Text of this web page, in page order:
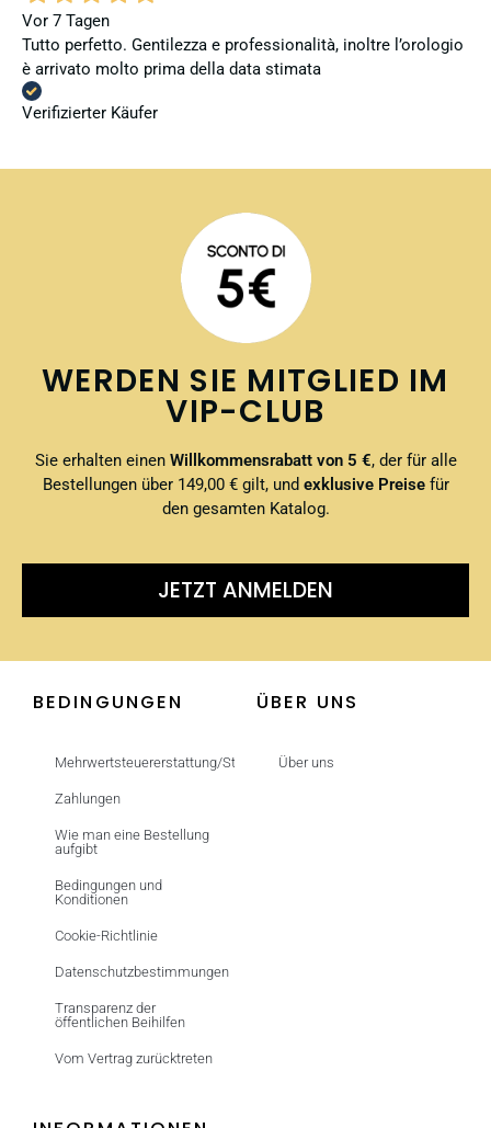
Vor 7 Tagen
Tutto perfetto. Gentilezza e professionalità, inoltre l’orologio
è arrivato molto prima della data stimata
Verifizierter Käufer
WERDEN SIE MITGLIED IM
VIP-CLUB
Sie erhalten einenWillkommensrabatt von 5 €, der für alle
Bestellungen über 149,00 € gilt, und exklusive Preisefür
den gesamten Katalog.
JETZT ANMELDEN
BEDINGUNGEN
Mehrwertsteuererstattung/Steuerfrei
Zahlungen
Wie man eine Bestellung
aufgibt
Bedingungen und
Konditionen
Cookie-Richtlinie
Datenschutzbestimmungen
Transparenz der
öffentlichen Beihilfen
Vom Vertrag zurücktreten
ÜBER UNS
Über uns